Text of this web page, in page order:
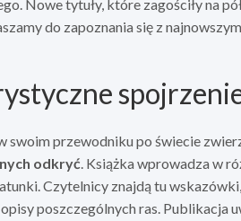
Nowe tytuły, które zagościły na
do zapoznania się z
swoim przewodniku po świecie
odkryć. Książka wprowadza w
Czytelnicy znajdą tu
poszczególnych ras. Publikacja